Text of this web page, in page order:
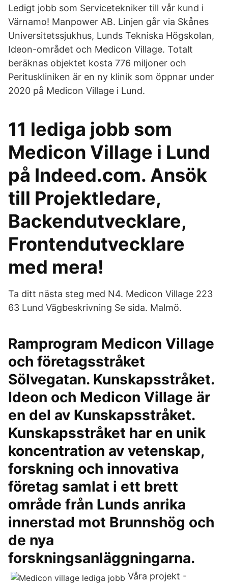
Ledigt jobb som Servicetekniker till vår kund i
Värnamo! Manpower AB. Linjen går via Skånes
Universitetssjukhus, Lunds Tekniska Högskolan,
Ideon-området och Medicon Village. Totalt
beräknas objektet kosta 776 miljoner och
Perituskliniken är en ny klinik som öppnar under
2020 på Medicon Village i Lund.
11 lediga jobb som
Medicon Village i Lund
på Indeed.com. Ansök
till Projektledare,
Backendutvecklare,
Frontendutvecklare
med mera!
Ta ditt nästa steg med N4. Medicon Village 223
63 Lund Vägbeskrivning Se sida. Malmö.
Ramprogram Medicon Village
och företagsstråket
Sölvegatan. Kunskapsstråket.
Ideon och Medicon Village är
en del av Kunskapsstråket.
Kunskapsstråket har en unik
koncentration av vetenskap,
forskning och innovativa
företag samlat i ett brett
område från Lunds anrika
innerstad mot Brunnshög och
de nya
forskningsanläggningarna.
Våra projekt -